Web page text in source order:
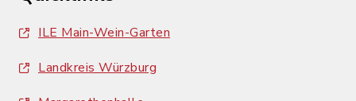
ILE Main-Wein-Garten
Landkreis Würzburg